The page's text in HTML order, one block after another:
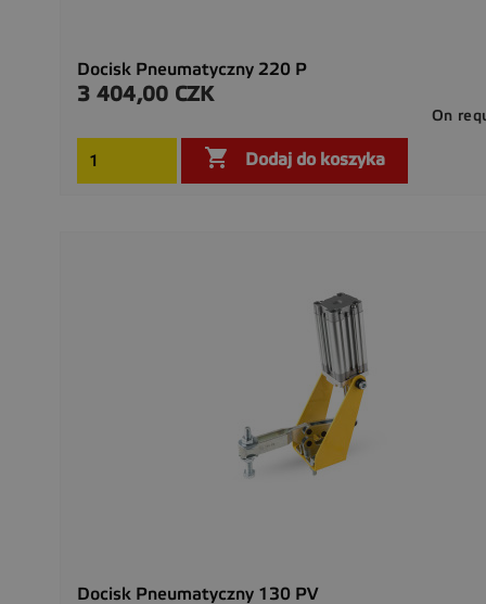
Docisk Pneumatyczny 220 P
Cena
3 404,00 CZK
On
 Dodaj do koszyka
Docisk Pneumatyczny 130 PV